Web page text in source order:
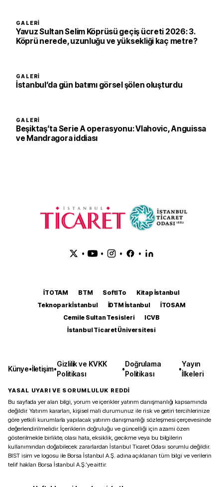
GALERI
Yavuz Sultan Selim Köprüsü geçiş ücreti 2026: 3.
Köprü nerede, uzunluğu ve yüksekliği kaç metre?
GALERI
İstanbul’da gün batımı görsel şölen oluşturdu
GALERI
Beşiktaş’ta Serie A operasyonu: Vlahovic, Anguissa
ve Mandragora iddiası
• • • •
İTOTAM BTM SoftITo
Kitap İstanbul
Teknopark İstanbul
İDTM İstanbul
İTOSAM
Cemile Sultan Tesisleri
ICVB
İstanbul Ticaret Üniversitesi
Künye•İletişim•
Gizlilik ve KVKK
Politikası
•
Doğrulama
Politikası
•
Yayın
İlkeleri
YASAL UYARI VE SORUMLULUK REDDİ
Bu sayfada yer alan bilgi, yorum ve içerikler yatırım danışmanlığı kapsamında
değildir. Yatırım kararları, kişisel mali durumunuz ile risk ve getiri tercihlerinize
göre yetkili kurumlarla yapılacak yatırım danışmanlığı sözleşmesi çerçevesinde
değerlendirilmelidir. İçeriklerin doğruluğu ve güncelliği için azami özen
gösterilmekle birlikte, olası hata, eksiklik, gecikme veya bu bilgilerin
kullanımından doğabilecek zararlardan İstanbul Ticaret Odası sorumlu değildir.
BIST isim ve logosu ile Borsa İstanbul A.Ş. adına açıklanan tüm bilgi ve verilerin
telif hakları Borsa İstanbul A.Ş.’ye aittir.